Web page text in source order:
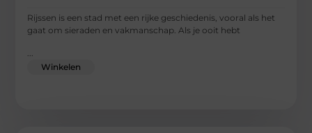
Rijssen is een stad met een rijke geschiedenis, vooral als het
gaat om sieraden en vakmanschap. Als je ooit hebt
Winkelen